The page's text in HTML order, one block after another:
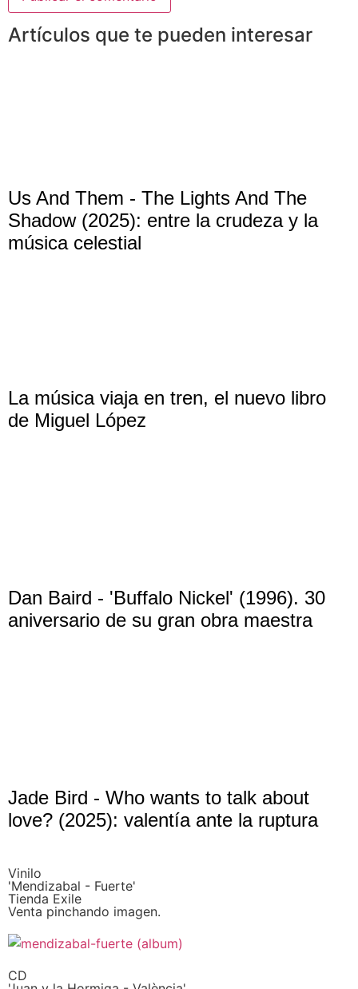
Artículos que te pueden interesar
Us And Them - The Lights And The
Shadow (2025): entre la crudeza y la
música celestial
La música viaja en tren, el nuevo libro
de Miguel López
Dan Baird - 'Buffalo Nickel' (1996). 30
aniversario de su gran obra maestra
Jade Bird - Who wants to talk about
love? (2025): valentía ante la ruptura
Vinilo
'Mendizabal - Fuerte'
Tienda Exile
Venta pinchando imagen.
CD